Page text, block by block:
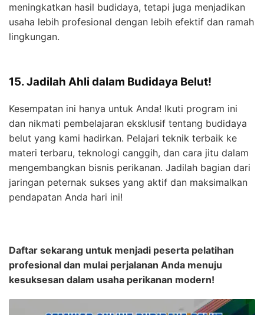
meningkatkan hasil budidaya, tetapi juga menjadikan
usaha lebih profesional dengan lebih efektif dan ramah
lingkungan.
15. Jadilah Ahli dalam Budidaya Belut!
Kesempatan ini hanya untuk Anda! Ikuti program ini
dan nikmati pembelajaran eksklusif tentang budidaya
belut yang kami hadirkan. Pelajari teknik terbaik ke
materi terbaru, teknologi canggih, dan cara jitu dalam
mengembangkan bisnis perikanan. Jadilah bagian dari
jaringan peternak sukses yang aktif dan maksimalkan
pendapatan Anda hari ini!
Daftar sekarang untuk menjadi peserta pelatihan
profesional dan mulai perjalanan Anda menuju
kesuksesan dalam usaha perikanan modern!